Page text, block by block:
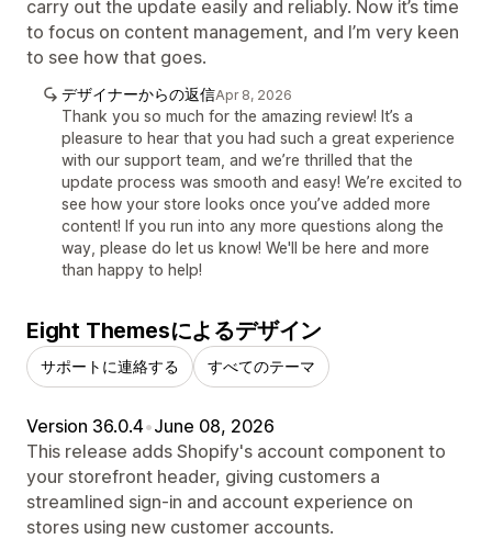
carry out the update easily and reliably. Now it’s time
to focus on content management, and I’m very keen
to see how that goes.
デザイナーからの返信Apr 8, 2026
Thank you so much for the amazing review! It’s a
pleasure to hear that you had such a great experience
with our support team, and we’re thrilled that the
update process was smooth and easy! We’re excited to
see how your store looks once you’ve added more
content! If you run into any more questions along the
way, please do let us know! We'll be here and more
than happy to help!
Eight Themesによるデザイン
サポートに連絡する すべてのテーマ
Version 36.0.4•June 08, 2026
This release adds Shopify's account component to
your storefront header, giving customers a
streamlined sign-in and account experience on
stores using new customer accounts.